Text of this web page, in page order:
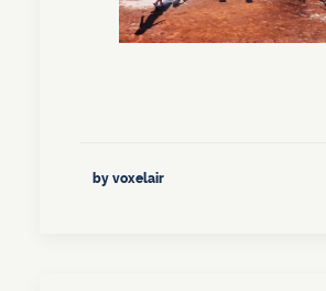
by voxelair